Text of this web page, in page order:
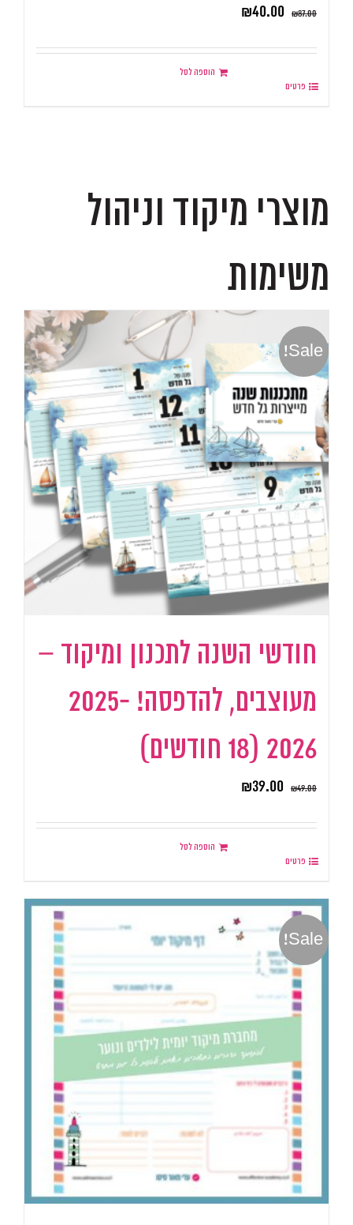
₪87.00
₪40.00
הוספה לסל
פרטים
מוצרי מיקוד וניהול
משימות
Sale!
חודשי השנה לתכנון ומיקוד –
מעוצבים, להדפסה! 2025-
2026 (18 חודשים)
₪49.00
₪39.00
הוספה לסל
פרטים
Sale!